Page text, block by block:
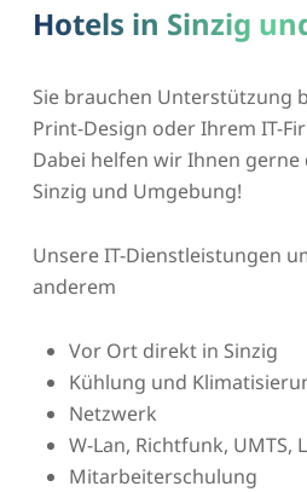
Hotels in Sinzig
Sie brauchen Unterstützung
Print-Design oder Ihrem IT-
Dabei helfen wir Ihnen
Sinzig und Umgebung!
Unsere IT-Dienstleistungen
anderem
Vor Ort direkt in Sinzig
Kühlung und
Netzwerk
W-Lan, Richtfunk, UMTS,
Mitarbeiterschulung